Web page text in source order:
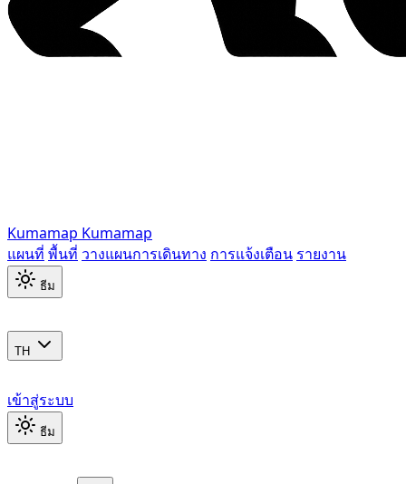
Kumamap Kumamap
แผนที่ พื้นที่ วางแผนการเดินทาง การแจ้งเตือน รายงาน
ธีม
TH
เข้าสู่ระบบ
ธีม